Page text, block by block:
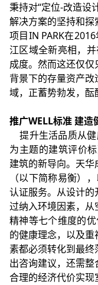
秉持对“定位-改造设
解决方案的坚持和
项目IN PARK在
江区域全新亮相，
成度。然而这还仅
背景下的存量资产
域，正蓄势勃发，酝
推广WELL标准 建造
提升生活品质从健
为主题的建筑评价
建筑的新导向。天
（以下简称易衡）
认证服务。从设计
过纳入环境因素，从
精神等七个维度的
的健康理念，以及
素都必须转化到最
出咨询建议，还需
合理的经济代价实现